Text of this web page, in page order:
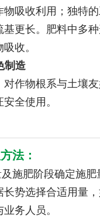
物吸收利用；独特
基更长。肥料中多
收。
制造
对作物根系与土壤
全使用。
法：
施肥阶段确定施
长势选择合适用量
务人员。